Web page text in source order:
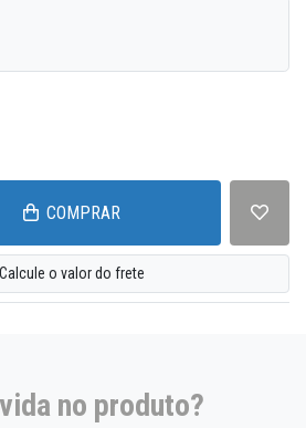
COMPRAR
Calcule o valor do frete
no produto?